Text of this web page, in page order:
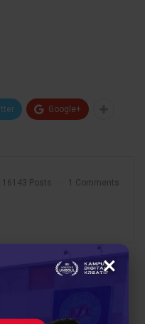
Google+
16143 Posts 1 Comments
NEXT POST×